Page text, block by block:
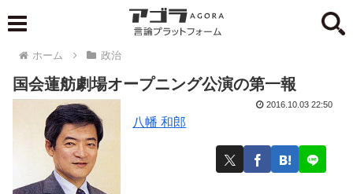
ホーム 政治
国会蓮舫劇場オープニング公演の第一報
八幡 和郎
2016.10.03 22:50